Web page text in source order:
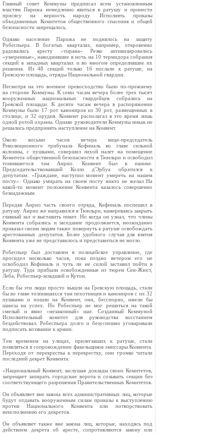
Главный совет Коммуны предписал всем установленным
властям Парижа немедленно явиться в ратушу и принести
присягу на верность народу. Исполнять приказы
объединенных Комитетов общественного спасения и общей
безопасности запрещалось.
Однако население Парижа не поднялось на защиту
Робеспьера. В богатых кварталах, например, откровенно
радовались аресту «тирана» Резко активизировались
«умеренные», наводнившие в ночь на 10 термидора собрания
секций в западных кварталах и во многом определившие их
решения. Из 48 секций только 16 послали к ратуше, на
Гревскую площадь, отряды Национальной гвардии.
Несмотря на это военное превосходство было по‑прежнему
на стороне Коммуны. К семи часам вечера более трех тысяч
вооруженных национальных гвардейцев собрались на
Гревской площади. К десяти часам вечера в распоряжении
Коммуны было 17 рот канониров из 30 рот, размещенных в
столице, и 32 орудия. Конвент располагал в это время лишь
одной ротой охраны. Однако руководители Коммуны никак не
решались предпринять наступление на Конвент.
Около восьми часов вечера вице‑председатель
Революционного трибунала Кофиналь во главе сильной
колонны, с пушками, совершил лихой налет на помещение
Комитета общественной безопасности в Тюильри и освободил
томившегося там Анрио. Конвент был в панике.
Председательствовавший Колло д'Эрбуа обратился к
депутатам: «Граждане, наступил момент умереть на нашем
посту». Однако умирать на своем посту никто не желал На
какой‑то момент положение Конвента казалось совершенно
безнадежным.
Передав Анрио часть своего отряда, Кофиналь поспешил в
ратушу. Анрио же направился в Тюильри, намереваясь закрыть
главный зал и выставить пикет. Но когда он узнал, что члены
Конвента собрались и заседание продолжается, неожиданно
приказал своим людям также повернуть к ратуше освобождать
арестованных депутатов. Более удобного случая для взятия
Конвента уже не представилось и представиться не могло.
Робеспьер был доставлен в полицейское управление, где
просидел несколько часов, пока поздно вечером его не
освободил Кофиналь и чуть ли не силой заставил пойти в
ратушу. Туда прибыли освобожденные из тюрем Сен‑Жюст,
Леба, Робеспьер‑младший и Кутон.
Если бы эти люди просто вышли на Гревскую площадь, стали
бы во главе толпившихся там пехотинцев и канониров с их 32
пушками и пошли на Конвент, они, бесспорно, имели бы
шансы на успех. Но Робеспьер не мог решиться на такой
смелый и явно «незаконный» шаг. Созданный Коммуной
Исполнительный комитет для руководства восстанием
бездействовал. Робеспьера долго и безуспешно уговаривали
подписать воззвание к армии.
Тем временем на улицах, прилегавших к ратуше, стали
появляться в сопровождении факельщиков эмиссары Конвента.
Переходя от перекрестка к перекрестку, они громко читали
последний декрет Конвента:
«Национальный Конвент, заслушав доклады своих Комитетов,
запрещает запирать городские ворота и созывать секции без
соответствующего разрешения Правительственных Комитетов.
Он объявляет вне закона всех административных лиц, которые
будут отдавать вооруженным силам приказы к выступлению
против Национального Конвента или потворствовать
неисполнению его декретов.
Он объявляет также вне закона лиц, которые, находясь под
действием декрета об аресте, сопротивляются закону или